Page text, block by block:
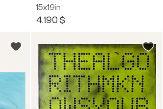
15x19in
4.190 $